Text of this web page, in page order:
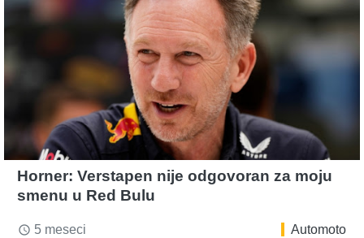
Horner: Verstapen nije odgovoran za moju
smenu u Red Bulu
access_time 5 meseci Automoto